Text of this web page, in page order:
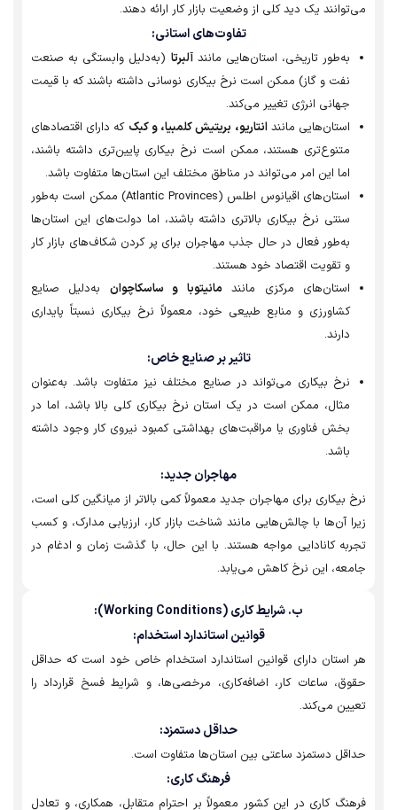
یک دید کلی از وضعیت بازار کار ارائه دهند.
تفاوت‌های استانی:
به‌طور تاریخی، استان‌هایی مانندآلبرتا(به‌دلیل وابستگی به صنعت
نفت و گاز) ممکن است نرخ بیکاری نوسانی داشته باشند که با قیمت
جهانی انرژی تغییر می‌کند.
استان‌هایی مانندانتاریو، بریتیش کلمبیا، و کبککه دارای اقتصادهای
متنوع‌تری هستند، ممکن است نرخ بیکاری پایین‌تری داشته باشند،
اما این امر می‌تواند در مناطق مختلف این استان‌ها متفاوت باشد.
استان‌های اقیانوس اطلس (Atlantic Provinces) ممکن است به‌طور
سنتی نرخ بیکاری بالاتری داشته باشند، اما دولت‌های این استان‌ها
به‌طور فعال در حال جذب مهاجران برای پر کردن شکاف‌های بازار کار
و تقویت اقتصاد خود هستند.
استان‌های مرکزی مانند مانیتوبا و ساسکاچوانبه‌دلیل صنایع
کشاورزی و منابع طبیعی خود، معمولاً نرخ بیکاری نسبتاً پایداری
تاثیر بر صنایع خاص:
نرخ بیکاری می‌تواند در صنایع مختلف نیز متفاوت باشد. به‌عنوان
مثال، ممکن است در یک استان نرخ بیکاری کلی بالا باشد، اما در
بخش فناوری یا مراقبت‌های بهداشتی کمبود نیروی کار وجود داشته
مهاجران جدید:
بیکاری برای مهاجران جدید معمولاً کمی بالاتر از میانگین کلی است،
آن‌ها با چالش‌هایی مانند شناخت بازار کار، ارزیابی مدارک، و کسب
کانادایی مواجه هستند. با این حال، با گذشت زمان و ادغام در
این نرخ کاهش می‌یابد.
ب. شرایط کاری (Working Conditions):
قوانین استاندارد استخدام:
دارای قوانین استاندارد استخدام خاص خود است که حداقل
ساعات کار، اضافه‌کاری، مرخصی‌ها، و شرایط فسخ قرارداد را
می‌کند.
حداقل دستمزد:
دستمزد ساعتی بین استان‌ها متفاوت است.
فرهنگ کاری:
کاری در این کشور معمولاً بر احترام متقابل، همکاری، و تعادل